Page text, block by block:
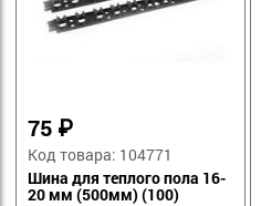
75 ₽
Код товара: 104771
Шина для теплого пола 16-
20 мм (500мм) (100)